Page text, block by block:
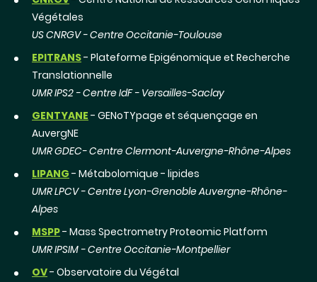
bioinformatique
VASSAL- Vassal Experimental Unit
Végétales
US CNRGV - Centre Occitanie-Toulouse
EPITRANS- Plateforme Epigénomique et Recherche
Translationnelle
UMR IPS2 - Centre IdF - Versailles-Saclay
GENTYANE - GENoTYpage et séquençage en
AuvergNE
UMR GDEC- Centre Clermont-Auvergne-Rhône-Alpes
LIPANG - Métabolomique - lipides
UMR LPCV - Centre Lyon-Grenoble Auvergne-Rhône-
Alpes
MSPP- Mass Spectrometry Proteomic Platform
UMR IPSIM - Centre Occitanie-Montpellier
OV- Observatoire du Végétal